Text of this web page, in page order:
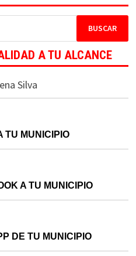
A TU ALCANCE
TU MUNICIPIO
A TU MUNICIPIO
DE TU MUNICIPIO